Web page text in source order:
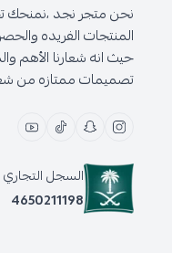
نحن متجر نجد ،نمنحك
المنتجات الفريده
حيث انه شعارنا الأهم
تصميمات ممتازه من
السجل التجاري
4650211198